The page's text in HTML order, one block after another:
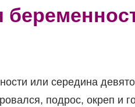
или середина
подрос, окреп и